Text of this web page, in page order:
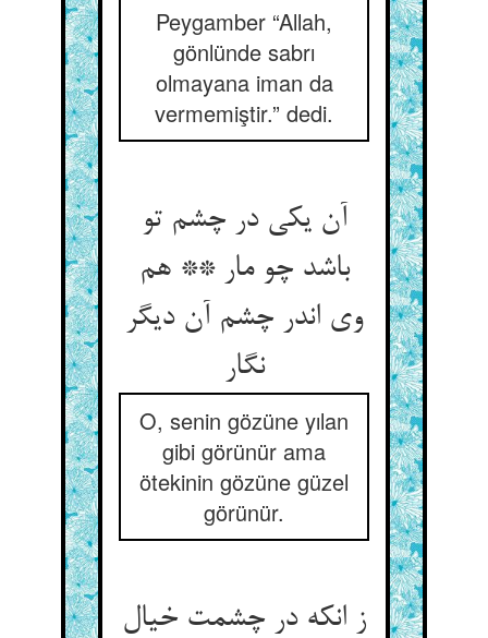
Peygamber “Allah,
gönlünde sabrı
olmayana iman da
vermemiştir.” dedi.
آن یکی در چشم تو
باشد چو مار ** هم
وی اندر چشم آن دیگر
نگار
O, senin gözüne yılan
gibi görünür ama
ötekinin gözüne güzel
görünür.
ز انکه در چشمت خیال